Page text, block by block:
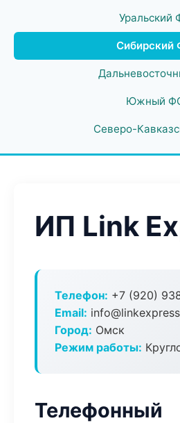
Уральский
Сибирский
Южный
Северо-
ИП Link
Телефон: +7 (920)
Email:
Город: Омск
Режим работы:
Телефонный